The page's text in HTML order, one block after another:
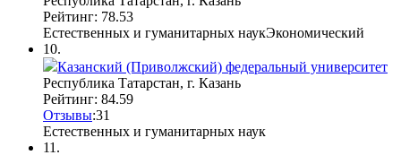
Рейтинг: 78.53
Естественных и гуманитарных наукЭкономический
10.
Казанский (Приволжский) федеральный университет
Республика Татарстан, г. Казань
Рейтинг: 84.59
Отзывы:31
Естественных и гуманитарных наук
11.